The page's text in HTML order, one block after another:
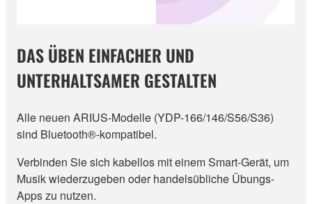
DAS ÜBEN EINFACHER UND
UNTERHALTSAMER GESTALTEN
Alle neuen ARIUS-Modelle (YDP-166/146/S56/S36)
sind Bluetooth®-kompatibel.
Verbinden Sie sich kabellos mit einem Smart-Gerät, um
Musik wiederzugeben oder handelsübliche Übungs-
Apps zu nutzen.